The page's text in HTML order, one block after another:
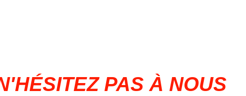
PAS À NOUS